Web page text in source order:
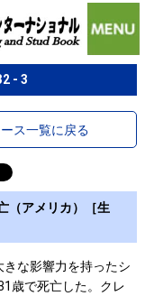
- 3
ス一覧に戻る
（アメリカ）［生
な影響力を持ったシ
歳で死亡した。クレ